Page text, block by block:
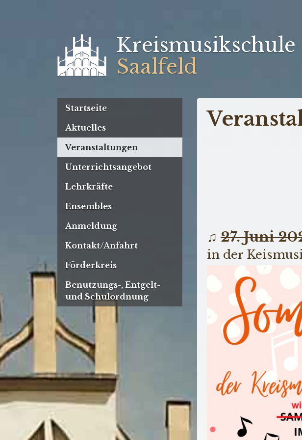
Kreismusikschule
Saalfeld
Startseite
Aktuelles
Veranstaltungen
Unterrichtsangebot
Lehrkräfte
Ensembles
Anmeldung
Kontakt/Anfahrt
Förderkreis
Benutzungs-, Entgelt-
und Schulordnung
♫ 27. Juni
in der